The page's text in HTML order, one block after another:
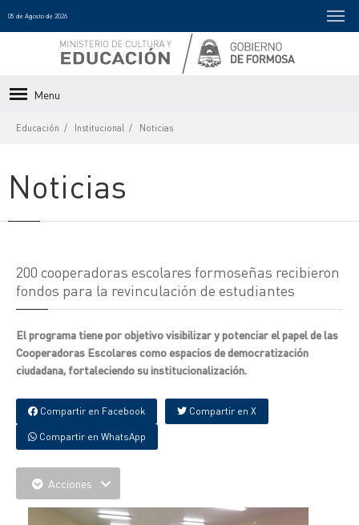
05 de Agosto de 2026
Menu
Educación Institucional Noticias
Noticias
200 cooperadoras escolares formoseñas recibieron
fondos para la revinculación de estudiantes
El programa tiene por objetivo visibilizar y potenciar el papel de las
Cooperadoras Escolares como espacios de democratización
ciudadana, fortaleciendo su institucionalización.
Compartir en Facebook Compartir en X
Compartir en WhatsApp
Acciones